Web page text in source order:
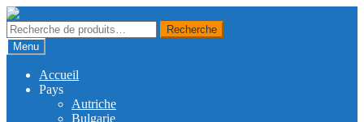
Skip
to
navigation
Skip
to
content
Recherche
pour :
Recherche
Menu
Accueil
Pays
Autriche
Bulgarie